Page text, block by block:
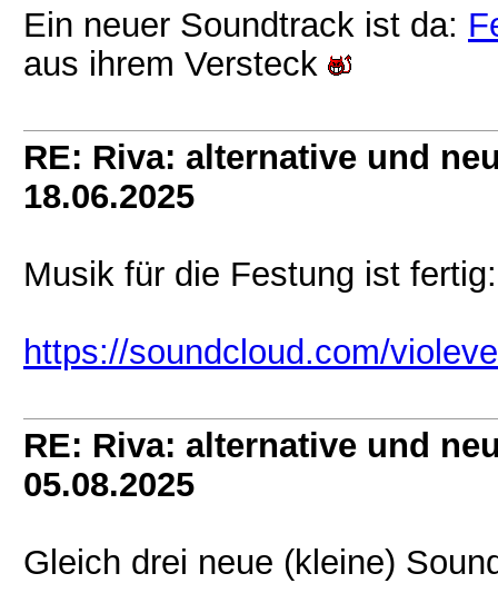
Ein neuer Soundtrack ist da:
aus ihrem Versteck
RE: Riva: alternative und
18.06.2025
Musik für die Festung ist
https://soundcloud.com/
RE: Riva: alternative und
05.08.2025
Gleich drei neue (kleine)